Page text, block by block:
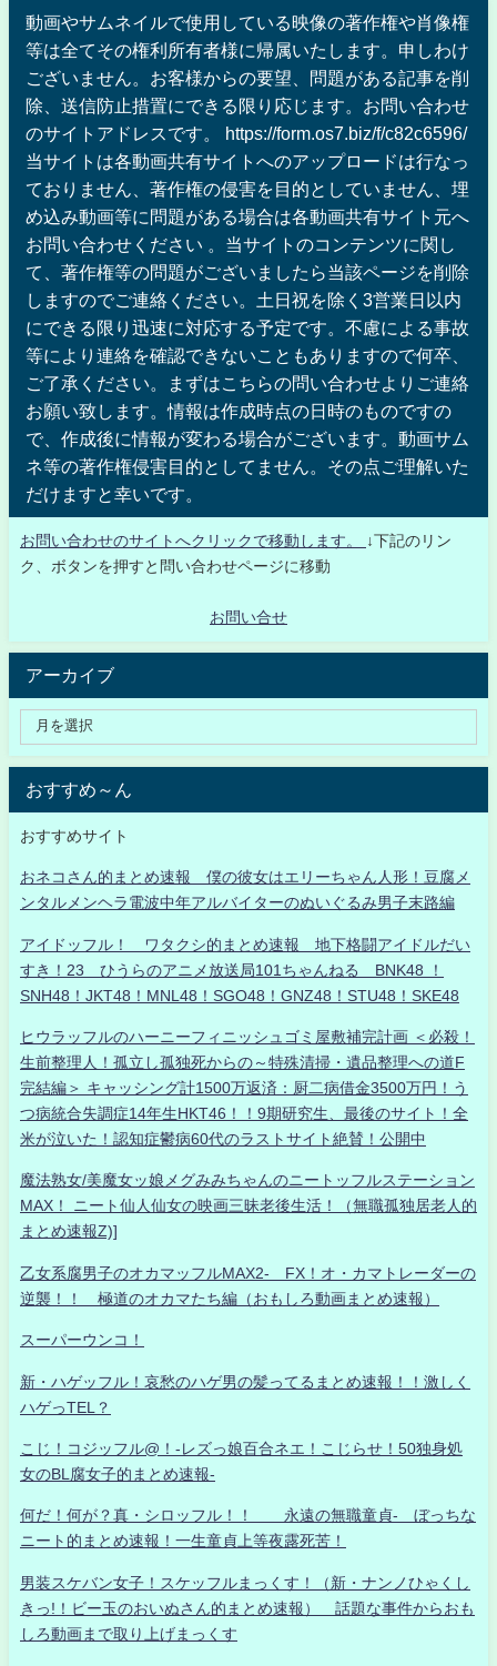
動画やサムネイルで使用している映像の著作権や肖像権
等は全てその権利所有者様に帰属いたします。申しわけ
ございません。お客様からの要望、問題がある記事を削
除、送信防止措置にできる限り応じます。お問い合わせ
のサイトアドレスです。 https://form.os7.biz/f/c82c6596/
当サイトは各動画共有サイトへのアップロードは行なっ
ておりません、著作権の侵害を目的としていません、埋
め込み動画等に問題がある場合は各動画共有サイト元へ
お問い合わせください 。当サイトのコンテンツに関し
て、著作権等の問題がございましたら当該ページを削除
しますのでご連絡ください。土日祝を除く3営業日以内
にできる限り迅速に対応する予定です。不慮による事故
等により連絡を確認できないこともありますので何卒、
ご了承ください。まずはこちらの問い合わせよりご連絡
お願い致します。情報は作成時点の日時のものですの
で、作成後に情報が変わる場合がございます。動画サム
ネ等の著作権侵害目的としてません。その点ご理解いた
だけますと幸いです。
お問い合わせのサイトへクリックで移動します。
↓下記のリン
ク、ボタンを押すと問い合わせページに移動
お問い合せ
アーカイブ
おすすめ～ん
おすすめサイト
おネコさん的まとめ速報 僕の彼女はエリーちゃん人形！豆腐メ
ンタルメンヘラ電波中年アルバイターのぬいぐるみ男子末路編
アイドッフル！ ワタクシ的まとめ速報 地下格闘アイドルだい
すき！23 ひうらのアニメ放送局101ちゃんねる BNK48 ！
SNH48！JKT48！MNL48！SGO48！GNZ48！STU48！SKE48
ヒウラッフルのハーニーフィニッシュゴミ屋敷補完計画 ＜必殺！
生前整理人！孤立し孤独死からの～特殊清掃・遺品整理への道F
完結編＞ キャッシング計1500万返済：厨二病借金3500万円！う
つ病統合失調症14年生HKT46！！9期研究生、最後のサイト！全
米が泣いた！認知症鬱病60代のラストサイト絶賛！公開中
魔法熟女/美魔女ッ娘メグみみちゃんのニートッフルステーション
MAX！ ニート仙人仙女の映画三昧老後生活！（無職孤独居老人的
まとめ速報Z)]
乙女系腐男子のオカマッフルMAX2- FX！オ・カマトレーダーの
逆襲！！ 極道のオカマたち編（おもしろ動画まとめ速報）
スーパーウンコ！
新・ハゲッフル！哀愁のハゲ男の髪ってるまとめ速報！！激しく
ハゲっTEL？
こじ！コジッフル@！-レズっ娘百合ネエ！こじらせ！50独身処
女のBL腐女子的まとめ速報-
何だ！何が？真・シロッフル！！ 永遠の無職童貞- ぼっちな
ニート的まとめ速報！一生童貞上等夜露死苦！
男装スケバン女子！スケッフルまっくす！（新・ナンノひゃくし
きっ!！ビー玉のおいぬさん的まとめ速報） 話題な事件からおも
しろ動画まで取り上げまっくす